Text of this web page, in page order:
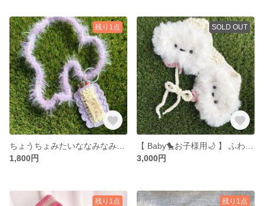
残り1点
1,800円
SOLD OUT
3,000円
残り1点 残り1点